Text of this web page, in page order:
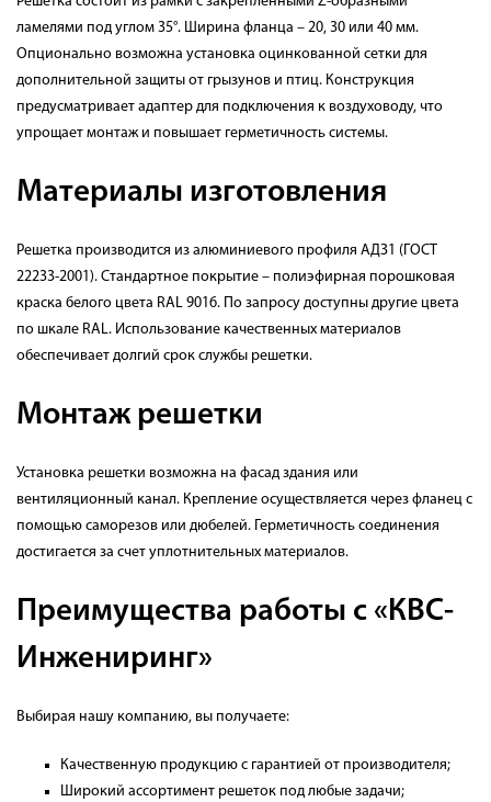
ламелями под углом 35°. Ширина фланца – 20, 30 или 40 мм.
Опционально возможна установка оцинкованной сетки для
дополнительной защиты от грызунов и птиц. Конструкция
предусматривает адаптер для подключения к воздуховоду, что
упрощает монтаж и повышает герметичность системы.
Материалы изготовления
Решетка производится из алюминиевого профиля АДЗ1 (ГОСТ
22233-2001). Стандартное покрытие – полиэфирная порошковая
краска белого цвета RAL 9016. По запросу доступны другие цвета
по шкале RAL. Использование качественных материалов
обеспечивает долгий срок службы решетки.
Монтаж решетки
Установка решетки возможна на фасад здания или
вентиляционный канал. Крепление осуществляется через фланец с
помощью саморезов или дюбелей. Герметичность соединения
достигается за счет уплотнительных материалов.
Преимущества работы с «КВС-
Инжениринг»
Выбирая нашу компанию, вы получаете:
Качественную продукцию с гарантией от производителя;
Широкий ассортимент решеток под любые задачи;